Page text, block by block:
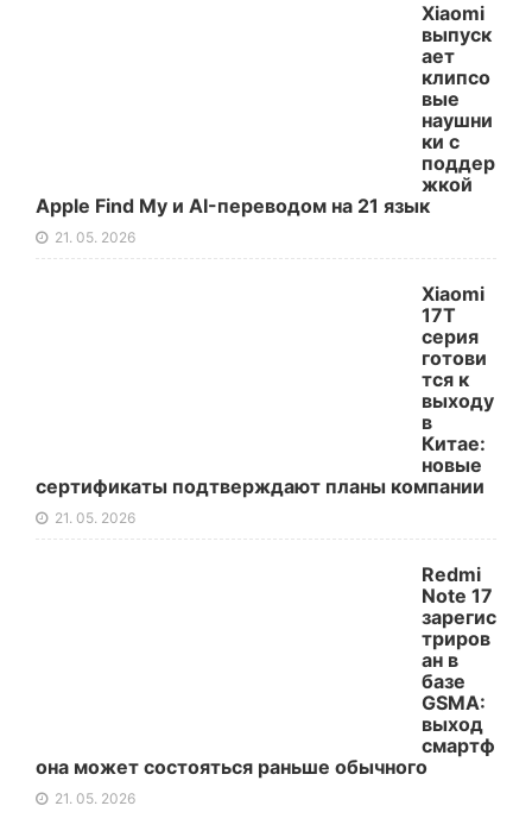
Xiaomi
выпуск
ает
клипсо
вые
наушни
ки с
поддер
жкой
Apple Find My и AI-переводом на 21 язык
21. 05. 2026
Xiaomi
17T
серия
готови
тся к
выходу
в
Китае:
новые
сертификаты подтверждают планы компании
21. 05. 2026
Redmi
Note 17
зарегис
триров
ан в
базе
GSMA:
выход
смартф
она может состояться раньше обычного
21. 05. 2026